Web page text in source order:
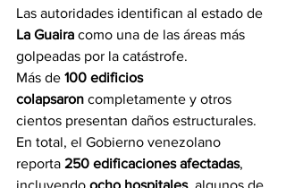
Las autoridades identifican al estado de
La Guaira como una de las áreas más
golpeadas por la catástrofe.
Más de 100 edificios
colapsaron completamente y otros
cientos presentan daños estructurales.
En total, el Gobierno venezolano
reporta 250 edificaciones afectadas,
incluyendo ocho hospitales, algunos de